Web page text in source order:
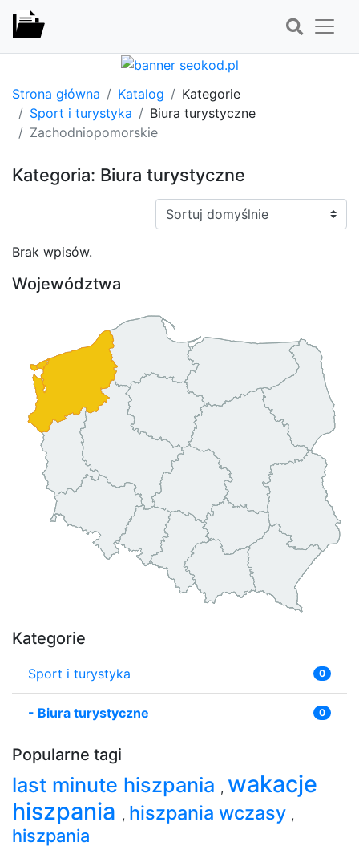
Strona główna Katalog
Kategorie
Sport i turystyka
Biura turystyczne
Zachodniopomorskie
Kategoria: Biura turystyczne
Sortuj:
Brak wpisów.
Województwa
Kategorie
Sport i turystyka 0
- Biura turystyczne 0
Popularne tagi
last minute hiszpania , wakacje
hiszpania , hiszpania wczasy ,
hiszpania